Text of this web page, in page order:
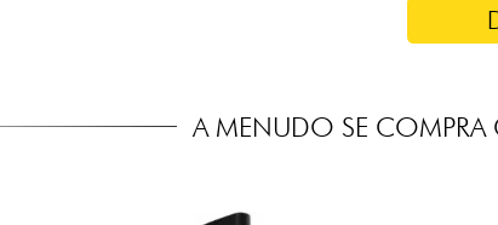
A MENUDO SE COMPRA